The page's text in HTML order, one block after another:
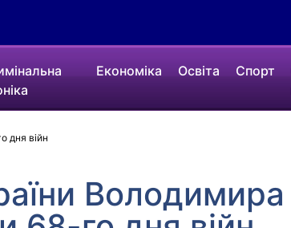
Економіка Освіта Спорт
дня війн
Володимира